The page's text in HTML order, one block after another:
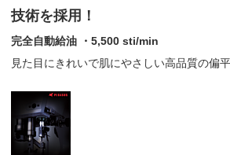
技術を採用！
完全自動給油 ・5,500 sti/min
見た目にきれいで肌にやさしい高品質の偏平